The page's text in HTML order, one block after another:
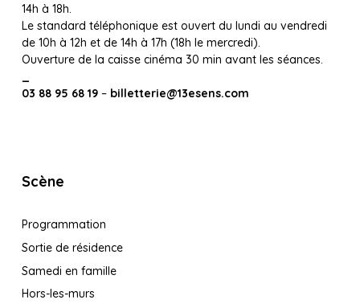
14h à 18h.
Le standard téléphonique est ouvert du lundi au vendredi
de 10h à 12h et de 14h à 17h (18h le mercredi).
Ouverture de la caisse cinéma 30 min avant les séances.
03 88 95 68 19– billetterie@13esens.com
Scène
Programmation
Sortie de résidence
Samedi en famille
Hors-les-murs